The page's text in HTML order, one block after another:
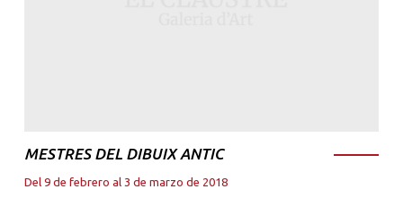
MESTRES DEL DIBUIX ANTIC
Del 9 de febrero al 3 de marzo de 2018